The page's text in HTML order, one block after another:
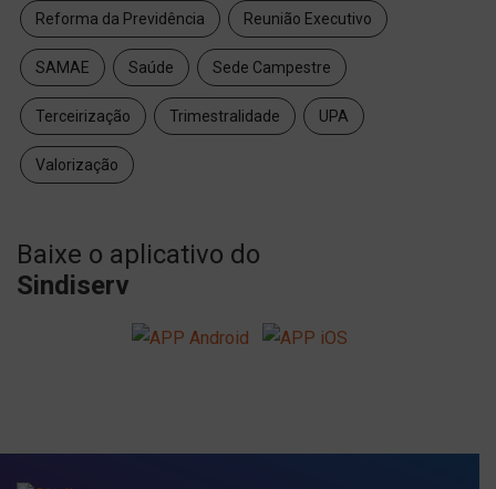
Reforma da Previdência Reunião Executivo
SAMAE Saúde Sede Campestre
Terceirização Trimestralidade UPA
Valorização
Baixe o aplicativo do
Sindiserv